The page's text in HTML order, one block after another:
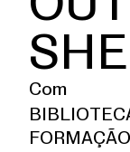
Com
FORMAÇÃO